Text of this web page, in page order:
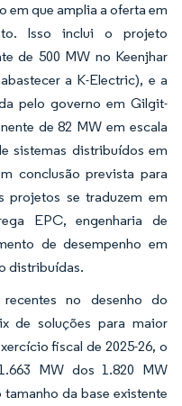
em que amplia a oferta em
Isso inclui o projeto
de 500 MW no Keenjhar
a K-Electric), e a
pelo governo em Gilgit-
de 82 MW em escala
sistemas distribuídos em
conclusão prevista para
projetos se traduzem em
EPC, engenharia de
de desempenho em
distribuídas.
no desenho do
de soluções para maior
fiscal de 2025-26, o
MW dos 1.820 MW
da base existente